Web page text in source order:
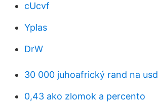
cUcvf
Yplas
DrW
30 000 juhoafrický rand na usd
0,43 ako zlomok a percento